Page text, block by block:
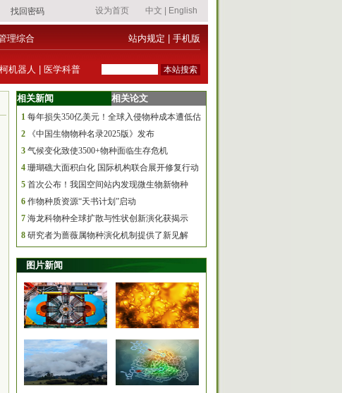
理综合 站内规定 手机版
机器人 医学科普
相关新闻 相关论文
1 每年损失350亿美元！全球入侵物种成本遭低估
2
《中国生物物种名录2025版》发布
3 气候变化致使3500+物种面临生存危机
4 珊瑚礁大面积白化 国际机构联合展开修复行动
5 首次公布！我国空间站内发现微生物新物种
6 作物种质资源“天书计划”启动
7 海龙科物种全球扩散与性状创新演化获揭示
8 研究者为蔷薇属物种演化机制提供了新见解
图片新闻